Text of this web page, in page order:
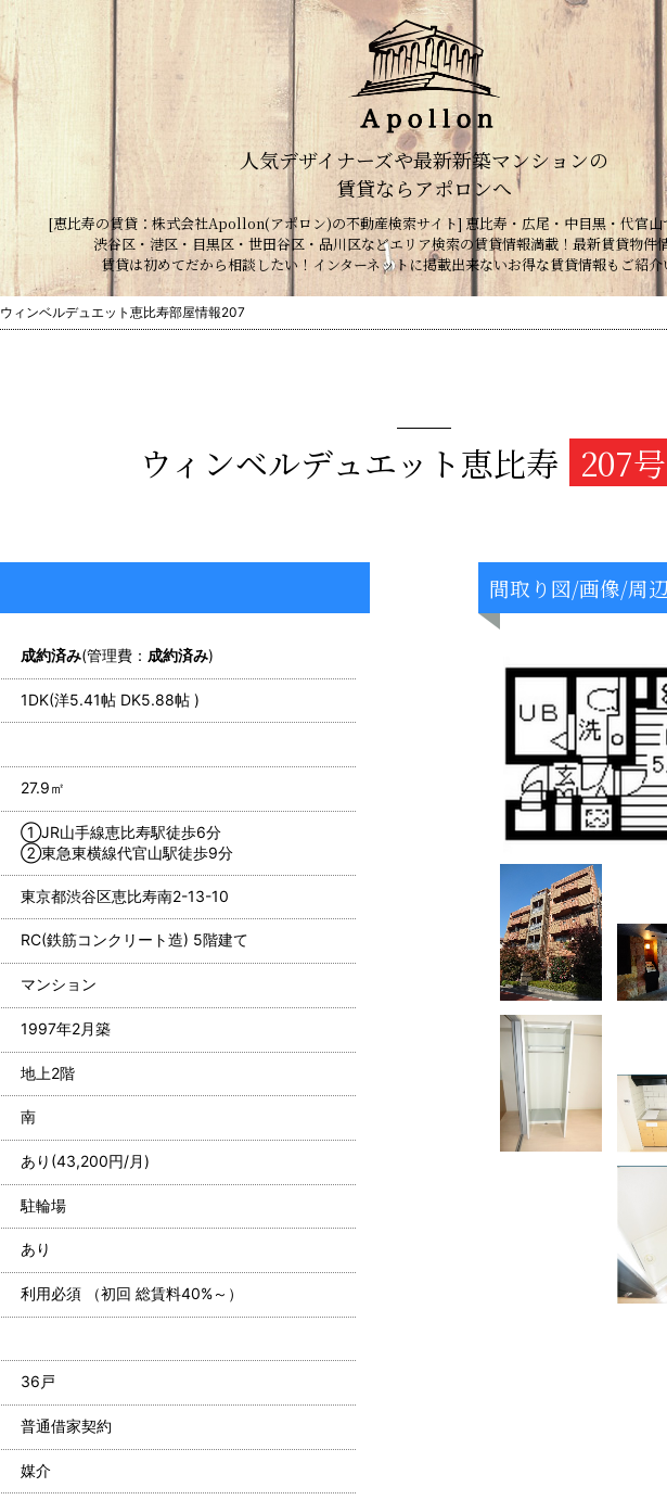
人気デザイナーズや最新新築マンションの
賃貸ならアポロンへ
[恵比寿の賃貸：株式会社Apollon(アポロン)の不動産検索サイト] 恵比寿・広尾・中目黒・代官
渋谷区・港区・目黒区・世田谷区・品川区などエリア検索の賃貸情報満載！最新賃貸物件
賃貸は初めてだから相談したい！インターネットに掲載出来ないお得な賃貸情報もご紹
ウィンベルデュエット恵比寿部屋情報207
ウィンベルデュエット恵比寿 207
成約済み(管理費： 成約済み)
1DK(洋5.41帖 DK5.88帖 )
27.9㎡
①JR山手線恵比寿駅徒歩6分
②東急東横線代官山駅徒歩9分
東京都渋谷区恵比寿南2-13-10
RC(鉄筋コンクリート造) 5階建て
マンション
1997年2月築
地上2階
南
あり(43,200円/月)
駐輪場
あり
利用必須 （初回 総賃料40%～）
36戸
普通借家契約
媒介
間取り図/画像/周